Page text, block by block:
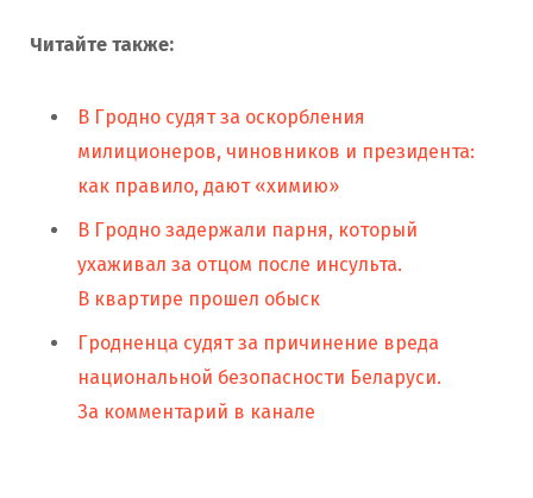
Читайте также:
В Гродно судят за оскорбления
милиционеров, чиновников и президента:
как правило, дают «химию»
В Гродно задержали парня, который
ухаживал за отцом после инсульта.
В квартире прошел обыск
Гродненца судят за причинение вреда
национальной безопасности Беларуси.
За комментарий в канале